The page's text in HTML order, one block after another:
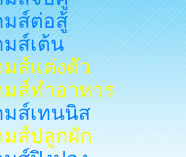
ส์ต่อสู้
ส์เต้น
มส์แต่งตัว
มส์ทำอาหาร
ส์เทนนิส
มส์ปลูกผัก